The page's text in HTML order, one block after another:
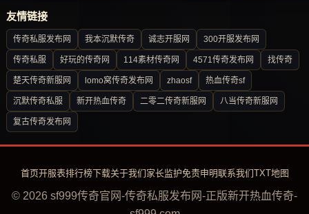
友情链接
传奇私服发布网 我本沉默传奇 诚志开服网 300开服发布网
传奇私服 好玩的传奇网 114素材传奇网 4571传奇发布网 找传奇
楚天传奇新服网 lomo窝传奇发布网 zhaosf 热血传奇sf
沉默传奇私服 新开热血传奇 二零二传奇新服网 八当传奇新服网
复古传奇发布网
首页开服表排行榜下载关于我们 家长监护免责申明联系我们TXT地图
© 2026 sf999传奇官网-传奇私服发布网-正版新开热血传奇-